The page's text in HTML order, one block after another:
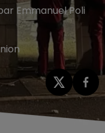
Emmanuel Poli